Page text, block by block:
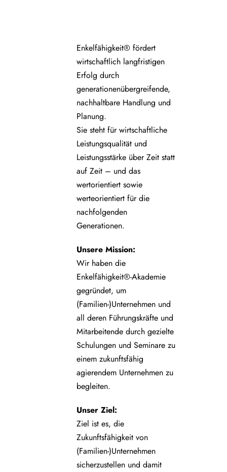
Enkelfähigkeit® fördert
wirtschaftlich langfristigen
Erfolg durch
generationenübergreifende,
nachhaltbare Handlung und
Planung.
Sie steht für wirtschaftliche
Leistungsqualität und
Leistungsstärke über Zeit statt
auf Zeit – und das
wertorientiert sowie
werteorientiert für die
nachfolgenden
Generationen.
Unsere Mission:
Wir haben die
Enkelfähigkeit®-Akademie
gegründet, um
(Familien-)Unternehmen und
all deren Führungskräfte und
Mitarbeitende durch gezielte
Schulungen und Seminare zu
einem zukunftsfähig
agierendem Unternehmen zu
begleiten.
Unser Ziel:
Ziel ist es, die
Zukunftsfähigkeit von
(Familien-)Unternehmen
sicherzustellen und damit